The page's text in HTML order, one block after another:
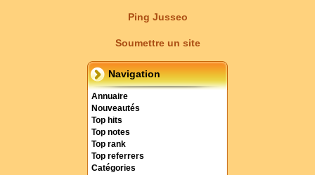
Ping Jusseo
Soumettre un site
Navigation
Annuaire
Nouveautés
Top hits
Top notes
Top rank
Top referrers
Catégories